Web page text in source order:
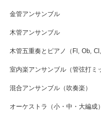
金管アンサンブル
木管アンサンブル
木管五重奏とピアノ（Fl, Ob,
室内楽アンサンブル（管弦打ミ
混合アンサンブル（吹奏楽）
オーケストラ（小・中・大編成）